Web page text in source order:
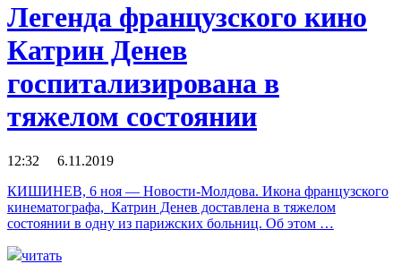
Легенда французского кино
Катрин Денев
госпитализирована в
тяжелом состоянии
12:32 6.11.2019
КИШИНЕВ, 6 ноя — Новости-Молдова. Икона французского
кинематографа, Катрин Денев доставлена в тяжелом
состоянии в одну из парижских больниц. Об этом …
читать